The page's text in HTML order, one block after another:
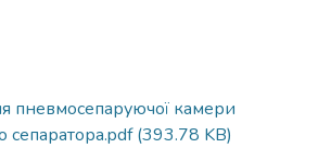
пневмосепаруючої камери
сепаратора.pdf(393.78 KB)